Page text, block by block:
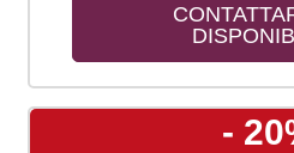
-